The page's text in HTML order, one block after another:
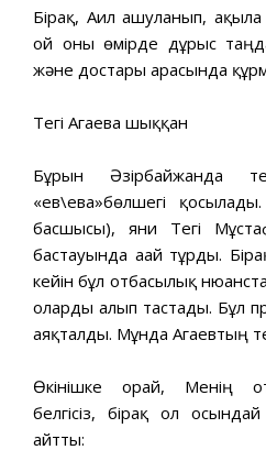
Бірақ, Ағил ашуланып,
ой оны өмірде дұрыс
және достары арасында
Тегі Агаева шыққан
Бұрын Әзірбайжанда
«ев\ева»бөлшегі
басшысы), яғни Тегі
бастауында ағай тұрды.
кейін бұл отбасылық
оларды алып тастады. Бұл
аяқталды. Мұнда Агаевтың
Өкінішке орай, Менің
белгісіз, бірақ ол
айтты: